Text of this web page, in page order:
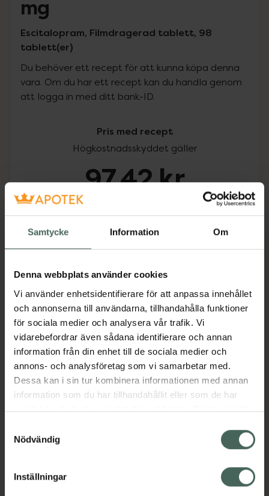
Samtycke Information Om
Denna webbplats använder cookies
Vi använder enhetsidentifierare för att anpassa innehållet
och annonserna till användarna, tillhandahålla funktioner
för sociala medier och analysera vår trafik. Vi
vidarebefordrar även sådana identifierare och annan
information från din enhet till de sociala medier och
annons- och analysföretag som vi samarbetar med.
Dessa kan i sin tur kombinera informationen med annan
information som du har tillhandahållit eller som de har
samlat in när du har använt deras tjänster. Samtycke till
återkalla ditt samtycke via webbplatsens
cookieinställningar. Ett återkallat samtycke påverkar inte
lagligheten av behandling som skett innan återkallelsen.
Nödvändig
Inställningar
mg
Escitalopram, Filmdragerad tablett, 98
tablett(er)
Du behöver ett recept för att kunna köpa denna
vara. Om du har ett recept kan du handla genom
att logga in med ditt bank-ID.
Pris med recept
Högkostnadsskyddet gäller
97,42 kr
Köp via ditt recept
Aktuella erbjudanden
Beskrivning Dölj
Läs alltid bipacksedeln innan
användning.
EAN:07311921748753
Bipacksedel från FASS Visa